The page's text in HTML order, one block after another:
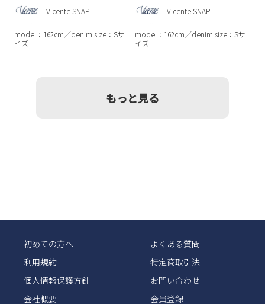
Vicente SNAP
model：162cm／denim size：Sサ
イズ
Vicente SNAP
model：162cm／denim size：Sサ
イズ
もっと見る
初めての方へ
よくある質問
利用規約
特定商取引法
個人情報保護方針
お問い合わせ
会社概要
会員登録